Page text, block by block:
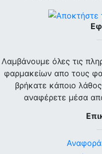
Λαμβάνουμε όλες τις
φαρμακείων απο τους
βρήκατε κάποιο
αναφέρετε μέσα